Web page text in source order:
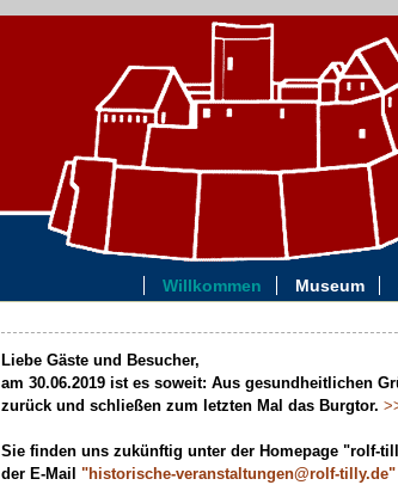
Willkommen Museum
Liebe Gäste und Besucher,
am 30.06.2019 ist es soweit: Aus gesundheitlichen
zurück und schließen zum letzten Mal das Burgtor.
Sie finden uns zukünftig unter der Homepage "rolf-
der E-Mail "historische-veranstaltungen@rolf-tilly.de"